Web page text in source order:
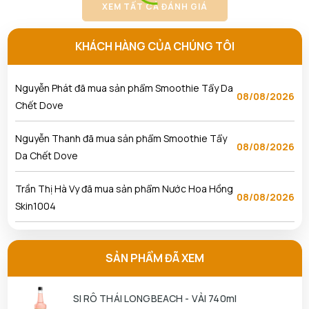
XEM TẤT CẢ ĐÁNH GIÁ
KHÁCH HÀNG CỦA CHÚNG TÔI
Lâm Nguyễn Nhật Hoàng đã mua sản phẩm Tẩy
Da Chết Dove
Nguyễn Phát đã mua sản phẩm Smoothie Tẩy Da
Chết Dove
08/08/2026
Nguyễn Thanh đã mua sản phẩm Smoothie Tẩy
Da Chết Dove
08/08/2026
Trần Thị Hà Vy đã mua sản phẩm Nước Hoa Hồng
Skin1004
08/08/2026
Ngô Thủy Phương Tâm đã mua sản phẩm Son
Nguyễn Anh Khương đã mua sản phẩm Son Kem Lì
SẢN PHẨM ĐÃ XEM
SI RÔ THÁI LONGBEACH - VẢI 740ml